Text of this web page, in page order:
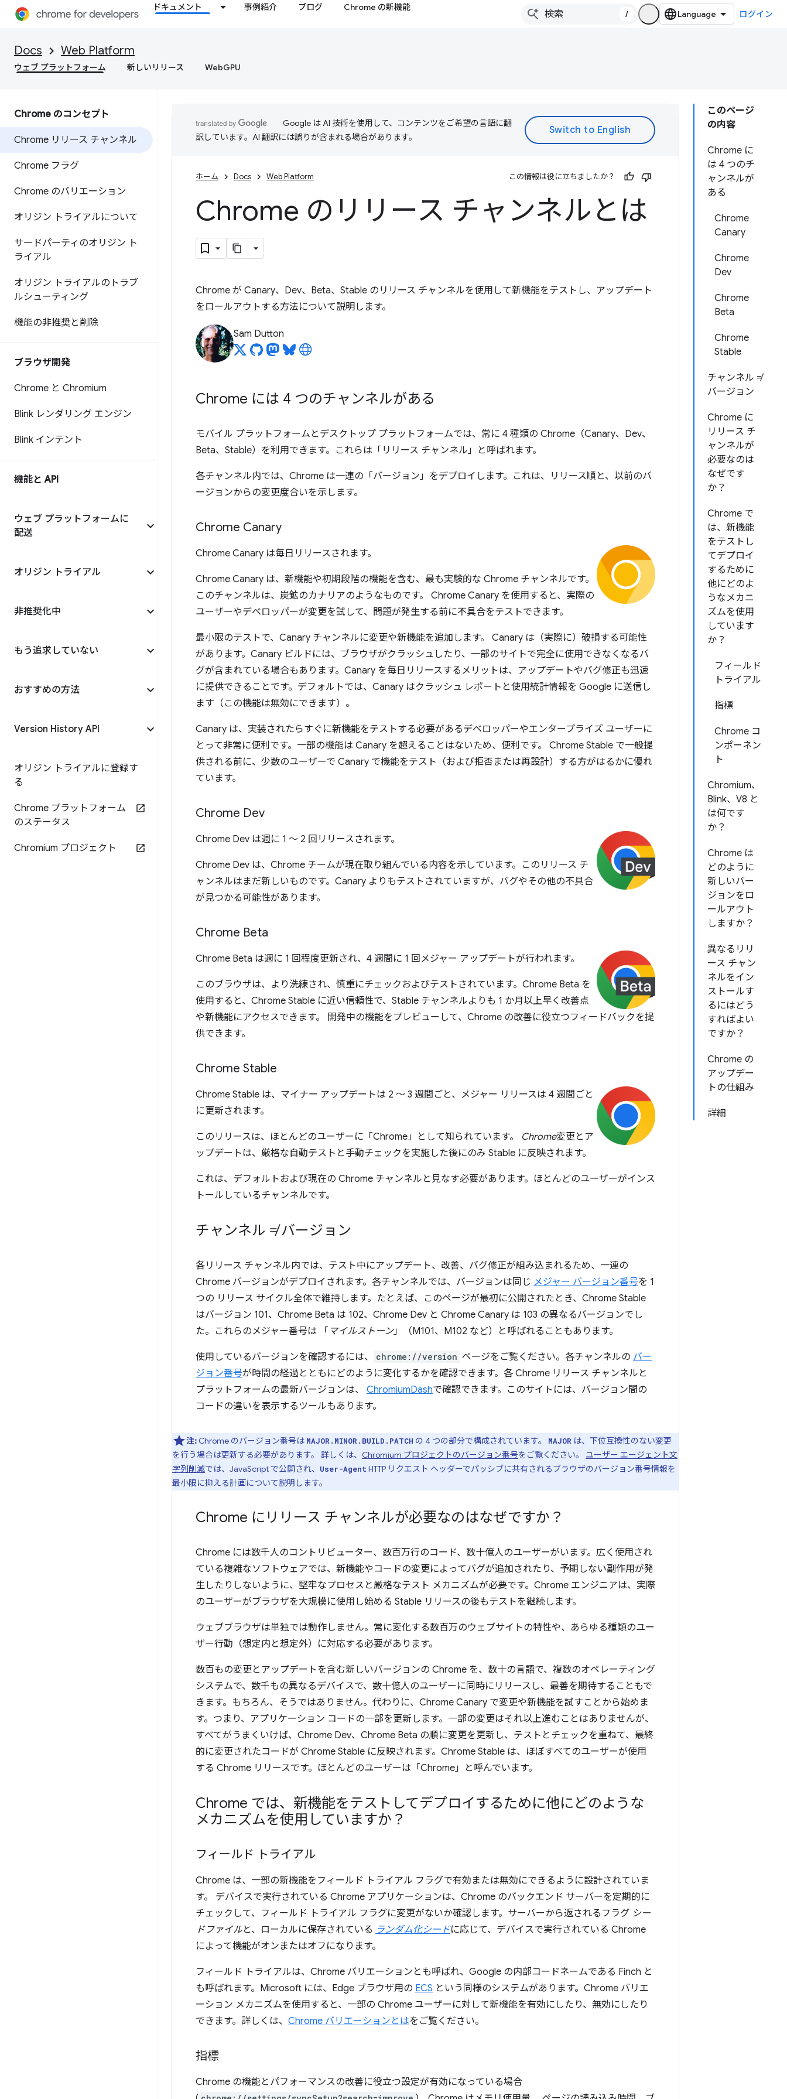
ドキュメント 事例紹介 ブログ Chrome の新機能
/ ログイン
Docs Web Platform
ウェブ プラットフォーム 新しいリリース WebGPU
Chrome のコンセプト
Chrome リリース チャンネル
Chrome フラグ
Chrome のバリエーション
オリジン トライアルについて
サードパーティのオリジン ト
ライアル
オリジン トライアルのトラブ
ルシューティング
機能の非推奨と削除
ブラウザ開発
Chrome と Chromium
Blink レンダリング エンジン
Blink インテント
機能と API
ウェブ プラットフォームに
配送
オリジン トライアル
非推奨化中
もう追求していない
おすすめの方法
Version History API
オリジン トライアルに登録す
る
Chrome プラットフォーム
のステータス
Chromium プロジェクト
このページ
の内容
Chrome に
は 4 つのチ
ャンネルが
ある
Chrome
Canary
Chrome
Dev
Chrome
Beta
Chrome
Stable
チャンネル ≠
バージョン
Chrome に
リリース チ
ャンネルが
必要なのは
なぜです
か？
Chrome で
は、新機能
をテストし
てデプロイ
するために
他にどのよ
うなメカニ
ズムを使用
しています
か？
フィールド
トライアル
指標
Chrome コ
ンポーネン
ト
Chromium、
Blink、V8 と
は何です
か？
Chrome は
どのように
新しいバー
ジョンをロ
ールアウト
しますか？
異なるリリ
ース チャン
ネルをイン
ストールす
るにはどう
すればよい
ですか？
Chrome の
アップデー
トの仕組み
詳細
Google は AI 技術を使用して、コンテンツをご希望の言語に翻
訳しています。AI 翻訳には誤りが含まれる場合があります。
ホーム Docs Web Platform この情報は役に立ちましたか？
Chrome のリリース チャンネルとは
Chrome が Canary、Dev、Beta、Stable のリリース チャンネルを使用して新機能をテストし、アップデート
をロールアウトする方法について説明します。
Sam Dutton
Chrome には 4 つのチャンネルがある
モバイル プラットフォームとデスクトップ プラットフォームでは、常に 4 種類の Chrome（Canary、Dev、
Beta、Stable）を利用できます。これらは「リリース チャンネル」と呼ばれます。
各チャンネル内では、Chrome は一連の「バージョン」をデプロイします。これは、リリース順と、以前のバ
ージョンからの変更度合いを示します。
Chrome Canary
Chrome Canary は毎日リリースされます。
Chrome Canary は、新機能や初期段階の機能を含む、最も実験的な Chrome チャンネルです。
このチャンネルは、炭鉱のカナリアのようなものです。 Chrome Canary を使用すると、実際の
ユーザーやデベロッパーが変更を試して、問題が発生する前に不具合をテストできます。
最小限のテストで、Canary チャンネルに変更や新機能を追加します。 Canary は（実際に）破損する可能性
があります。Canary ビルドには、ブラウザがクラッシュしたり、一部のサイトで完全に使用できなくなるバ
グが含まれている場合もあります。Canary を毎日リリースするメリットは、アップデートやバグ修正も迅速
に提供できることです。デフォルトでは、Canary はクラッシュ レポートと使用統計情報を Google に送信し
ます（この機能は無効にできます）。
Canary は、実装されたらすぐに新機能をテストする必要があるデベロッパーやエンタープライズ ユーザーに
とって非常に便利です。一部の機能は Canary を超えることはないため、便利です。 Chrome Stable で一般提
供される前に、少数のユーザーで Canary で機能をテスト（および拒否または再設計）する方がはるかに優れ
ています。
Chrome Dev
Chrome Dev は週に 1 ～ 2 回リリースされます。
Chrome Dev は、Chrome チームが現在取り組んでいる内容を示しています。このリリース チ
ャンネルはまだ新しいものです。Canary よりもテストされていますが、バグやその他の不具合
が見つかる可能性があります。
Chrome Beta
Chrome Beta は週に 1 回程度更新され、4 週間に 1 回メジャー アップデートが行われます。
このブラウザは、より洗練され、慎重にチェックおよびテストされています。Chrome Beta を
使用すると、Chrome Stable に近い信頼性で、Stable チャンネルよりも 1 か月以上早く改善点
や新機能にアクセスできます。 開発中の機能をプレビューして、Chrome の改善に役立つフィードバックを提
供できます。
Chrome Stable
Chrome Stable は、マイナー アップデートは 2 ～ 3 週間ごと、メジャー リリースは 4 週間ごと
に更新されます。
このリリースは、ほとんどのユーザーに「Chrome」として知られています。 Chrome変更とア
ップデートは、厳格な自動テストと手動チェックを実施した後にのみ Stable に反映されます。
これは、デフォルトおよび現在の Chrome チャンネルと見なす必要があります。ほとんどのユーザーがインス
トールしているチャンネルです。
チャンネル ≠ バージョン
各リリース チャンネル内では、テスト中にアップデート、改善、バグ修正が組み込まれるため、一連の
Chrome バージョンがデプロイされます。各チャンネルでは、バージョンは同じ メジャー バージョン番号を 1
つの リリース サイクル全体で維持します。たとえば、このページが最初に公開されたとき、Chrome Stable
はバージョン 101、Chrome Beta は 102、Chrome Dev と Chrome Canary は 103 の異なるバージョンでし
た。これらのメジャー番号は 「 マイルストーン」（M101、M102 など）と呼ばれることもあります。
使用しているバージョンを確認するには、 chrome://version ページをご覧ください。各チャンネルの バー
ジョン番号が時間の経過とともにどのように変化するかを確認できます。各 Chrome リリース チャンネルと
プラットフォームの最新バージョンは、 ChromiumDashで確認できます。このサイトには、バージョン間の
コードの違いを表示するツールもあります。
注: Chrome のバージョン番号は MAJOR.MINOR.BUILD.PATCH の 4 つの部分で構成されています。 MAJOR は、下位互換性のない変更
を行う場合は更新する必要があります。 詳しくは、 Chromium プロジェクトのバージョン番号をご覧ください。 ユーザー エージェント文
字列削減では、JavaScript で公開され、 User-Agent HTTP リクエスト ヘッダーでパッシブに共有されるブラウザのバージョン番号情報を
最小限に抑える計画について説明します。
Chrome にリリース チャンネルが必要なのはなぜですか？
Chrome には数千人のコントリビューター、数百万行のコード、数十億人のユーザーがいます。広く使用され
ている複雑なソフトウェアでは、新機能やコードの変更によってバグが追加されたり、予期しない副作用が発
生したりしないように、堅牢なプロセスと厳格なテスト メカニズムが必要です。Chrome エンジニアは、実際
のユーザーがブラウザを大規模に使用し始める Stable リリースの後もテストを継続します。
ウェブブラウザは単独では動作しません。常に変化する数百万のウェブサイトの特性や、あらゆる種類のユー
ザー行動（想定内と想定外）に対応する必要があります。
数百もの変更とアップデートを含む新しいバージョンの Chrome を、数十の言語で、複数のオペレーティング
システムで、数千もの異なるデバイスで、数十億人のユーザーに同時にリリースし、最善を期待することもで
きます。もちろん、そうではありません。代わりに、Chrome Canary で変更や新機能を試すことから始めま
す。つまり、アプリケーション コードの一部を更新します。一部の変更はそれ以上進むことはありませんが、
すべてがうまくいけば、Chrome Dev、Chrome Beta の順に変更を更新し、テストとチェックを重ねて、最終
的に変更されたコードが Chrome Stable に反映されます。Chrome Stable は、ほぼすべてのユーザーが使用
する Chrome リリースです。ほとんどのユーザーは「Chrome」と呼んでいます。
Chrome では、新機能をテストしてデプロイするために他にどのような
メカニズムを使用していますか？
フィールド トライアル
Chrome は、一部の新機能をフィールド トライアル フラグで有効または無効にできるように設計されていま
す。 デバイスで実行されている Chrome アプリケーションは、Chrome のバックエンド サーバーを定期的に
チェックして、フィールド トライアル フラグに変更がないか確認します。サーバーから返されるフラグ シー
ドファイルと、ローカルに保存されている ランダム化シードに応じて、デバイスで実行されている Chrome
によって機能がオンまたはオフになります。
フィールド トライアルは、Chrome バリエーションとも呼ばれ、Google の内部コードネームである Finch と
も呼ばれます。Microsoft には、Edge ブラウザ用の ECS という同様のシステムがあります。Chrome バリエ
ーション メカニズムを使用すると、一部の Chrome ユーザーに対して新機能を有効にしたり、無効にしたり
できます。詳しくは、 Chrome バリエーションとはをご覧ください。
指標
Chrome の機能とパフォーマンスの改善に役立つ設定が有効になっている場合